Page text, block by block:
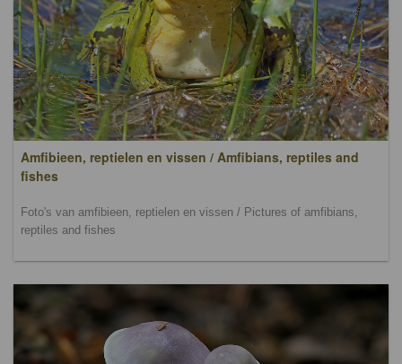
Amfibieen, reptielen en vissen / Amfibians, reptiles and
fishes
Foto's van amfibieen, reptielen en vissen / Pictures of amfibians,
reptiles and fishes